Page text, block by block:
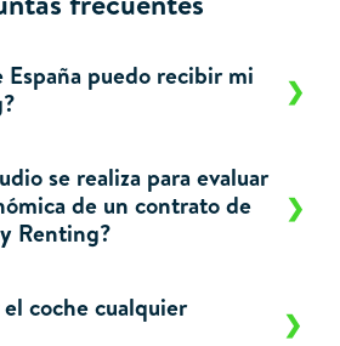
España puedo recibir mi
se realiza para evaluar
de un contrato de
Renting?
coche cualquier